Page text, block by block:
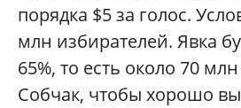
порядка $5 за голос.
млн избирателей. Явка
65%, то есть около 70
Собчак, чтобы хорошо